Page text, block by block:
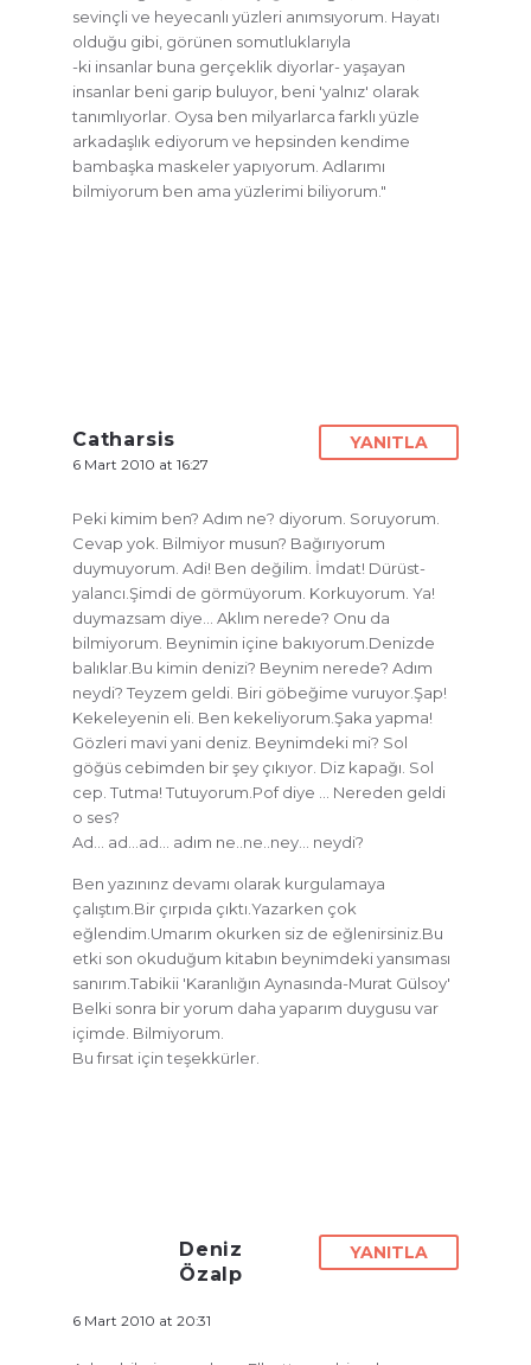
sevinçli ve heyecanlı yüzleri anımsıyorum. Hayatı
olduğu gibi, görünen somutluklarıyla
-ki insanlar buna gerçeklik diyorlar- yaşayan
insanlar beni garip buluyor, beni 'yalnız' olarak
tanımlıyorlar. Oysa ben milyarlarca farklı yüzle
arkadaşlık ediyorum ve hepsinden kendime
bambaşka maskeler yapıyorum. Adlarımı
bilmiyorum ben ama yüzlerimi biliyorum."
Catharsis
6 Mart 2010 at 16:27
YANITLA
Peki kimim ben? Adım ne? diyorum. Soruyorum.
Cevap yok. Bilmiyor musun? Bağırıyorum
duymuyorum. Adi! Ben değilim. İmdat! Dürüst-
yalancı.Şimdi de görmüyorum. Korkuyorum. Ya!
duymazsam diye… Aklım nerede? Onu da
bilmiyorum. Beynimin içine bakıyorum.Denizde
balıklar.Bu kimin denizi? Beynim nerede? Adım
neydi? Teyzem geldi. Biri göbeğime vuruyor.Şap!
Kekeleyenin eli. Ben kekeliyorum.Şaka yapma!
Gözleri mavi yani deniz. Beynimdeki mi? Sol
göğüs cebimden bir şey çıkıyor. Diz kapağı. Sol
cep. Tutma! Tutuyorum.Pof diye … Nereden geldi
o ses?
Ad… ad…ad… adım ne..ne..ney… neydi?
Ben yazınınz devamı olarak kurgulamaya
çalıştım.Bir çırpıda çıktı.Yazarken çok
eğlendim.Umarım okurken siz de eğlenirsiniz.Bu
etki son okuduğum kitabın beynimdeki yansıması
sanırım.Tabikii 'Karanlığın Aynasında-Murat Gülsoy'
Belki sonra bir yorum daha yaparım duygusu var
içimde. Bilmiyorum.
Bu fırsat için teşekkürler.
Deniz
Özalp
6 Mart 2010 at 20:31
YANITLA